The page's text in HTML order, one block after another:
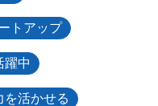
トアップ
躍中
を活かせる